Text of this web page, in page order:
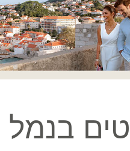
בנמל